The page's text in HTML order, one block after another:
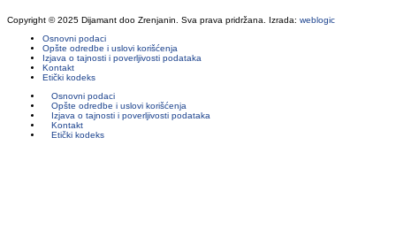
Copyright © 2025 Dijamant doo Zrenjanin. Sva prava pridržana. Izrada: weblogic
Osnovni podaci
Opšte odredbe i uslovi korišćenja
Izjava o tajnosti i poverljivosti podataka
Kontakt
Etički kodeks
Osnovni podaci
Opšte odredbe i uslovi korišćenja
Izjava o tajnosti i poverljivosti podataka
Kontakt
Etički kodeks